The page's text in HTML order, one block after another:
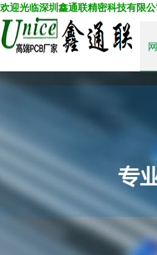
欢迎光临深圳鑫通联精密科技有限公